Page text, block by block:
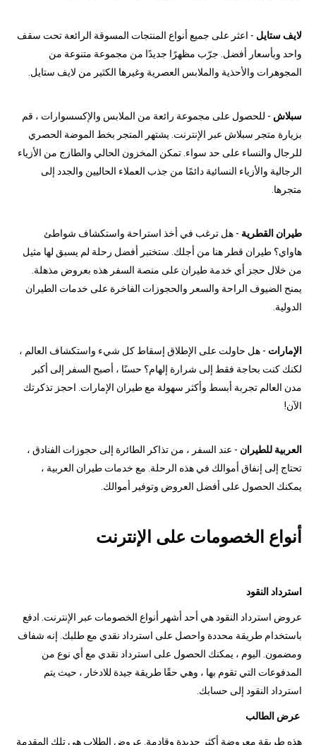
لايف ستايل - اعثر على جميع أنواع المنتجات المسوقة الرائعة تحت سقف
واحد وبأسعار أفضل. جرّب مظهرًا جديدًا من مجموعة متنوعة من
المجوهرات والأحذية والملابس العصرية وغيرها الكثير من لايف ستايل.
سبلاش - للحصول على مجموعة رائعة من الملابس والإكسسوارات ، قم
بزيارة متجر سبلاش عبر الإنترنت. يشتهر المتجر بخط الموضة الحصري
للرجال والنساء على حد سواء. تمكن المخزون الحالي والطازج من الأزياء
الرجالية والأزياء النسائية دائمًا من جذب العملاء الحاليين والجدد إلى
متجرها.
طيران القطرية - هل ترغب في أخذ استراحة واستكشاف شواطئ
هاواي؟ طيران قطر هنا من أجلك. ستختبر أفضل رحلة لم يسبق لها مثيل
من خلال حجز أي خدمة طيران على منصة السفر هذه بعروض مذهلة.
يمنح الضيوف الراحة والسعر والحجوزات الفاخرة على خدمات الطيران
الدولية.
الإمارات - هل حاولت على الإطلاق إسقاط كل شيء واستكشاف العالم ،
لكنك كنت بحاجة فقط إلى شرارة إلهام؟ حسنًا ، أصبح السفر إلى أكبر
مدن العالم تجربة أبسط وأكثر سهولة مع طيران الإمارات. احجز تذكرتك
الآن!
العربية للطيران - عند السفر ، من تذاكر الطائرة إلى حجوزات الفنادق ،
تحتاج إلى إنفاق أموالك في هذه الرحلة. مع خدمات طيران العربية ،
يمكنك الحصول على أفضل العروض وتوفير أموالك.
أنواع الخصومات على الإنترنت
استرداد النقود
عروض استرداد النقود هي أحد أشهر أنواع الخصومات عبر الإنترنت. ادفع
باستخدام طريقة محددة واحصل على استرداد نقدي مع طلبك. إنه شفاف
ومضمون. اليوم ، يمكنك الحصول على استرداد نقدي مع أي نوع من
المدفوعات التي تقوم بها ، وهي حقًا طريقة جيدة للادخار ، حيث يتم
استرداد النقود إلى حسابك.
عرض الطالب
هذه طريقة معروضة أكثر جديدة وقادمة. عروض الطلاب هي تلك المقدمة